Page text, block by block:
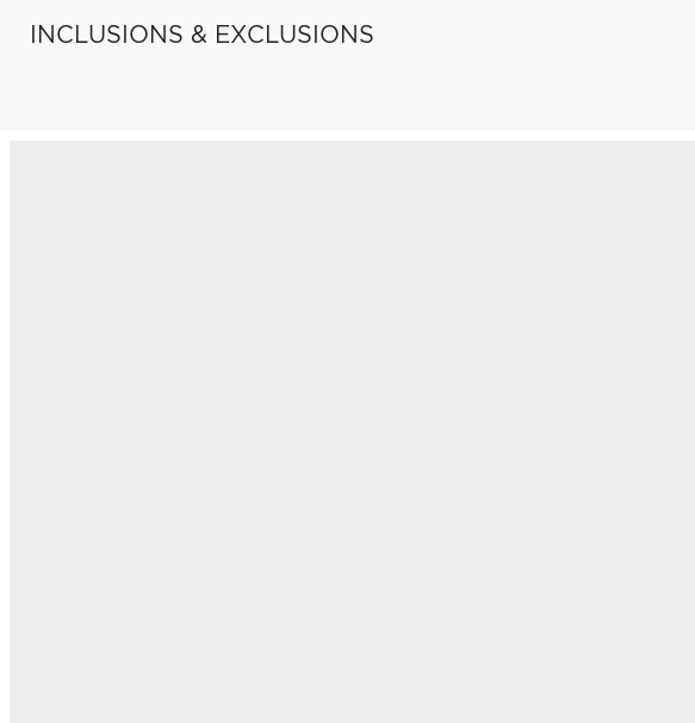
INCLUSIONS & EXCLUSIONS